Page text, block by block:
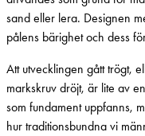
sand eller lera. Designen
pålens bärighet och dess
Att utvecklingen gått trögt,
markskruv dröjt, är lite av
som fundament uppfanns,
hur traditionsbundna vi